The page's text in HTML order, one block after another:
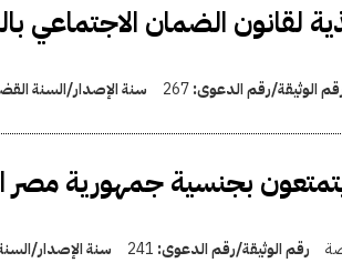
الوثيقة/رقم الدعوى:267 سنة الإصدار/السنة
بجنسية جمهورية مصر
رقم الوثيقة/رقم الدعوى: 241 سنة الإصدار/